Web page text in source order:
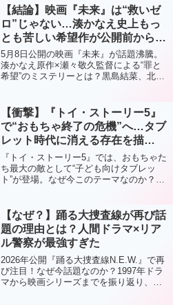
【結論】映画『未来』は“救いゼ
ロ”じゃない…湊かなえ史上もっ
とも苦しい希望作が公開前から話
題に
5月8日公開の映画『未来』が話題沸騰。
湊かなえ原作×瀬々敬久監督による“罪と
希望”のミステリーとは？黒島結菜、北川
解説。
【衝撃】『トイ・ストーリー5』
で“おもちゃ終了の危機”へ…タブ
レット時代に消える存在を描
く“最も現代的なトイストーリ
ー”がヤバい
『トイ・ストーリー5』では、おもちゃた
ち最大の敵として“子ども向けタブレッ
ト”が登場。なぜ今このテーマなのか？佐
会を映す衝撃の内容を徹底考察します。
【なぜ？】踊る大捜査線が再び話
題の理由とは？人間ドラマ×リア
ル警察が最強すぎた
2026年公開『踊る大捜査線N.E.W.』で再
び注目！なぜ今話題なのか？1997年ドラ
マから映画シリーズまでを振り返り、人